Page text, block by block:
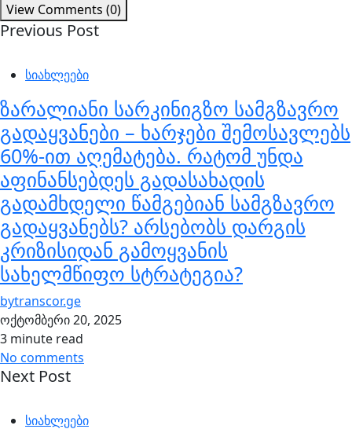
View Comments (0)
Previous Post
სიახლეები
ზარალიანი სარკინიგზო სამგზავრო
გადაყვანები – ხარჯები შემოსავლებს
60%-ით აღემატება. რატომ უნდა
აფინანსებდეს გადასახადის
გადამხდელი წამგებიან სამგზავრო
გადაყვანებს? არსებობს დარგის
კრიზისიდან გამოყვანის
სახელმწიფო სტრატეგია?
bytranscor.ge
ოქტომბერი 20, 2025
3 minute read
No comments
Next Post
სიახლეები